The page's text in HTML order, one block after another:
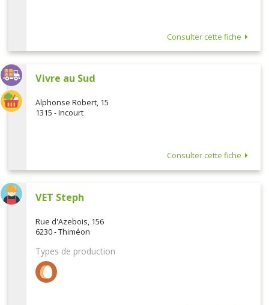
Consulter cette fiche
Vivre au Sud
Alphonse Robert, 15
1315 - Incourt
Consulter cette fiche
VET Steph
Rue d'Azebois, 156
6230 - Thiméon
Types de production